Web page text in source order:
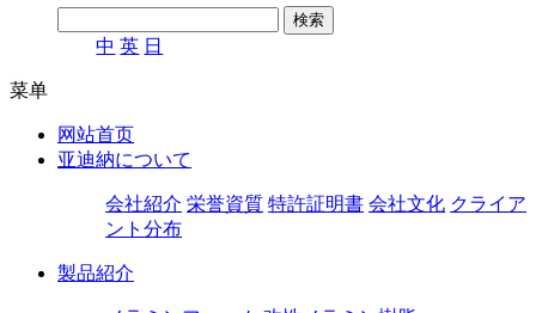
中 英 日
菜单
网站首页
亚迪納について
会社紹介 栄誉資質 特許証明書 会社文化 クライア
ント分布
製品紹介